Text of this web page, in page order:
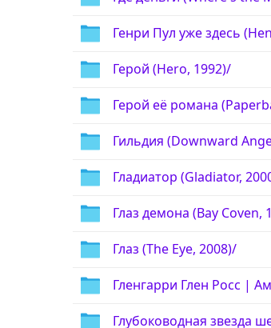
Генри Пул уже здесь
Герой (Hero, 1992)/
Герой её романа
Гильдия (Downward
Гладиатор (Gladiator,
Глаз демона (Bay Coven,
Глаз (The Eye, 2008)/
Гленгарри Глен Росс |
Глубоководная звезда